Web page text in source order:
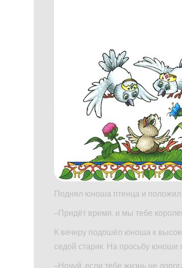
Поднял юноша птенца и положил
–Придёт время, и мы тебе
К вечеру подошёл юноша к
седой старик. На просьбу юноши
–Ночуй, если тебе жизнь не